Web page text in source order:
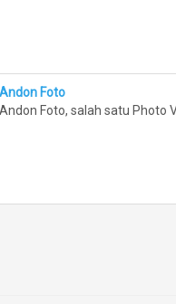
Foto
Foto, salah satu Photo